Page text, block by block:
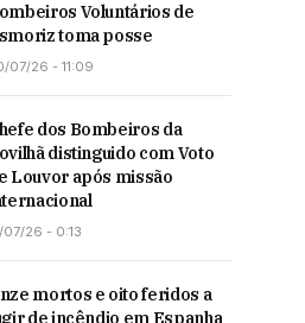
Voluntários de
toma posse
07/26 - 11:09
dos Bombeiros da
distinguido com Voto
Louvor após missão
07/26 - 0:13
mortos e oito feridos a
de incêndio em Espanha